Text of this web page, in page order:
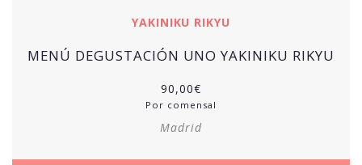
YAKINIKU RIKYU
MENÚ DEGUSTACIÓN UNO YAKINIKU RIKYU
90,00€
Por comensal
Madrid